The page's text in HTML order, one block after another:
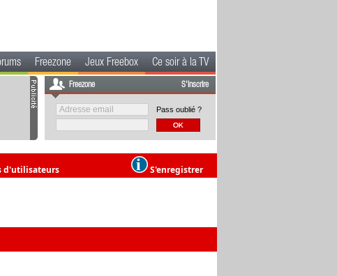
Freezone Jeux Freebox Ce soir à la TV
Freezone S'inscrire
Pass oublié ?
d'utilisateurs S'enregistrer